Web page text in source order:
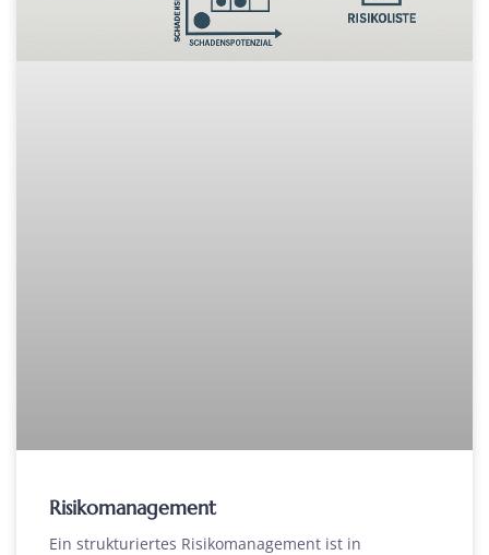
Risikomanagement
Ein strukturiertes Risikomanagement ist in